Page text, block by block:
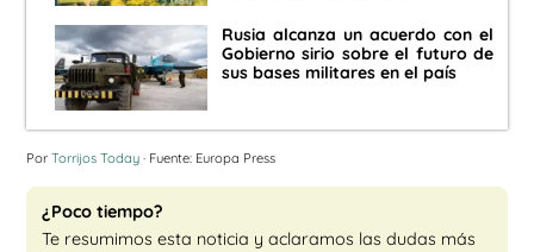
Rusia alcanza un acuerdo con el
Gobierno sirio sobre el futuro de
sus bases militares en el país
Por Torrijos Today · Fuente: Europa Press
¿Poco tiempo?
Te resumimos esta noticia y aclaramos las dudas más